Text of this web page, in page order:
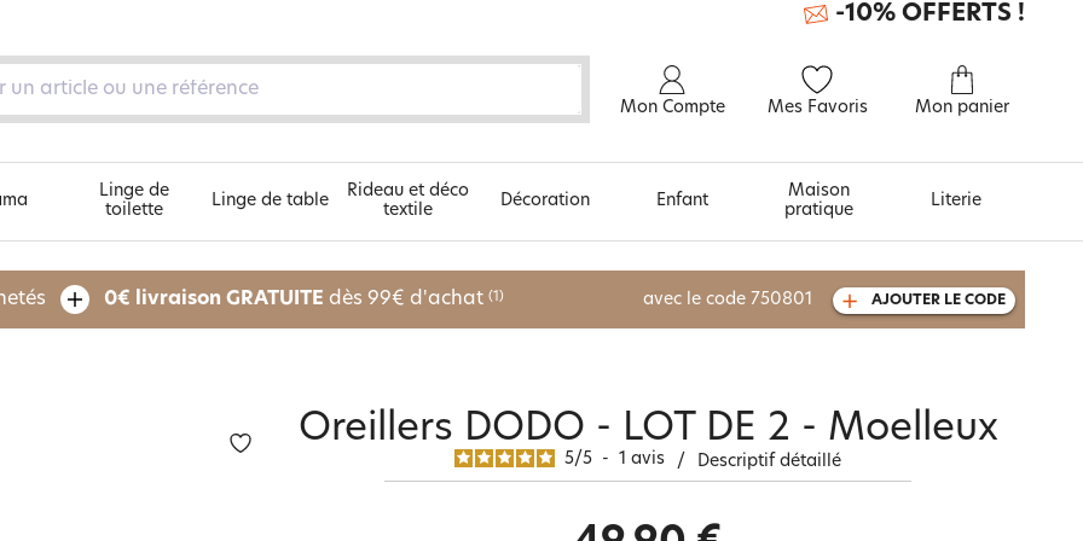
Mon Compte Mes Favoris Mon panier
-10% OFFERTS !
Découvrez nos 5 univers À découvrir aussi
Urban et arty
Linge de
toilette
Linge de table
Rideau et déco
textile
Décoration Enfant
Maison
pratique
Literie
0€ livraison GRATUITE dès 99€ d'achat (1) avec le code 750801 AJOUTER LE CODE
Oreillers DODO - LOT DE 2 - Moelleux
5/5 - 1 avis / Descriptif détaillé